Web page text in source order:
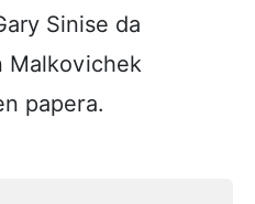
Sinise da
Malkovichek
papera.